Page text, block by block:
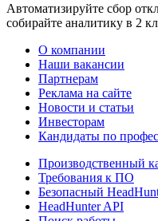
Автоматизируйте сбор
собирайте аналитику в 2
О компании
Наши вакансии
Партнерам
Реклама на сайте
Новости и статьи
Инвесторам
Кандидаты по
Производственный
Требования к ПО
Безопасный
HeadHunter API